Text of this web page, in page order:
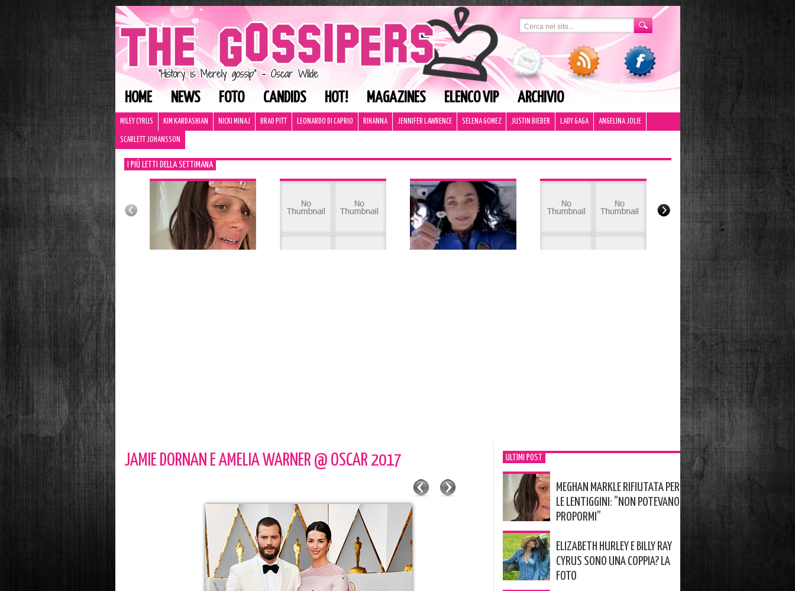
HOME NEWS FOTO CANDIDS HOT! MAGAZINES ELENCO VIP ARCHIVIO
MILEY CYRUS KIM KARDASHIAN NICKI MINAJ BRAD PITT LEONARDO DI CAPRIO RIHANNA JENNIFER LAWRENCE SELENA GOMEZ JUSTIN BIEBER LADY GAGA ANGELINA JOLIE
SCARLETT JOHANSSON
I PIÙ LETTI DELLA SETTIMANA
JAMIE DORNAN E AMELIA WARNER @ OSCAR 2017 ULTIMI POST
MEGHAN MARKLE RIFIUTATA PER
LE LENTIGGINI: ”NON POTEVANO
PROPORMI”
ELIZABETH HURLEY E BILLY RAY
CYRUS SONO UNA COPPIA? LA
FOTO